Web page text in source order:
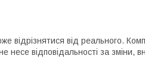
відрізнятися від реального.
відповідальності за зміни,